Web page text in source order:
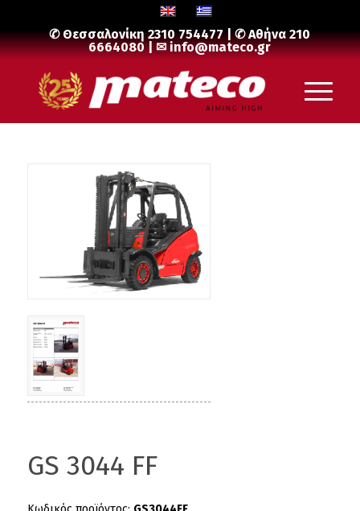
✆ Θεσσαλονίκη2310 754477| ✆ Αθήνα210
6664080| ✉info@mateco.gr
GS 3044 FF